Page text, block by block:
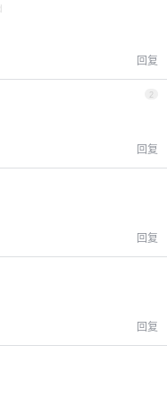
回复
2
回复
回复
回复